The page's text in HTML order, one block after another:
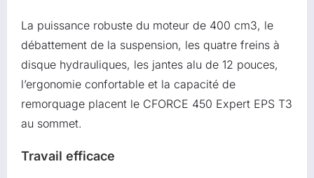
La puissance robuste du moteur de 400 cm3, le
débattement de la suspension, les quatre freins à
disque hydrauliques, les jantes alu de 12 pouces,
l’ergonomie confortable et la capacité de
remorquage placent le CFORCE 450 Expert EPS T3
au sommet.
Travail efficace